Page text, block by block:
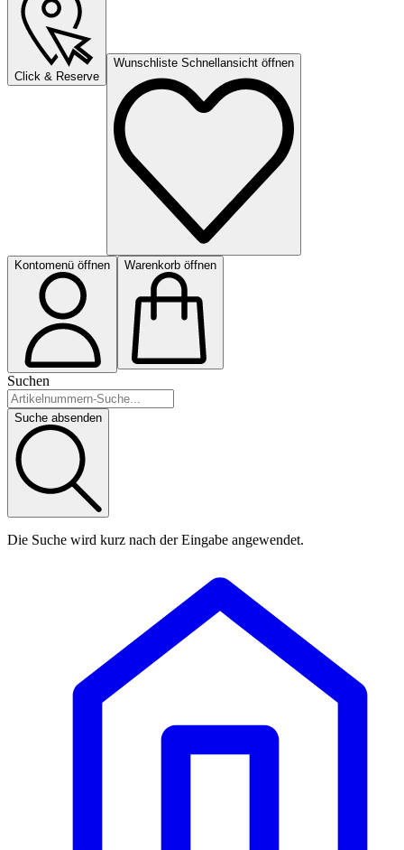
Click & Reserve
Wunschliste Schnellansicht öffnen
Kontomenü öffnen Warenkorb öffnen
Suchen
Suche absenden
Die Suche wird kurz nach der Eingabe angewendet.